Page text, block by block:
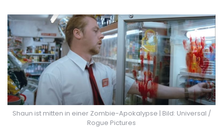
Shaun ist mitten in einer Zombie-Apokalypse | Bild: Universal /
Rogue Pictures